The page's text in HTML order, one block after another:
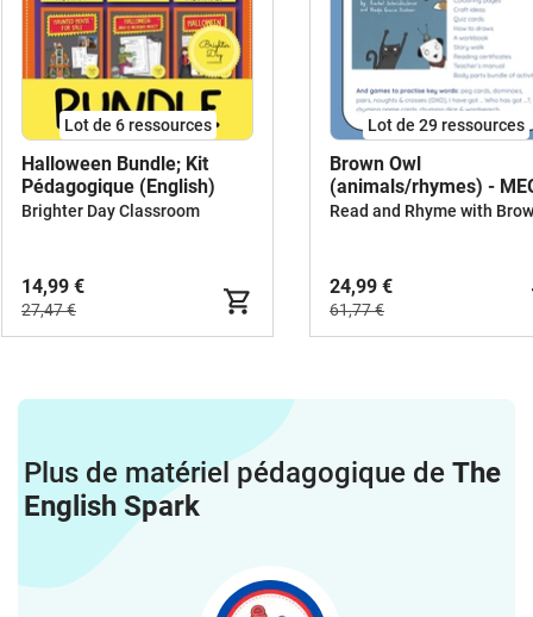
Lot de 6 ressources
Halloween Bundle; Kit
Pédagogique (English)
Brighter Day Classroom
14,99 €
27,47 €
Lot de 29 ressources
Brown Owl
(animals/rhymes) -
BUNDLE
24,99 €
61,77 €
Plus de matériel pédagogique de The
English Spark